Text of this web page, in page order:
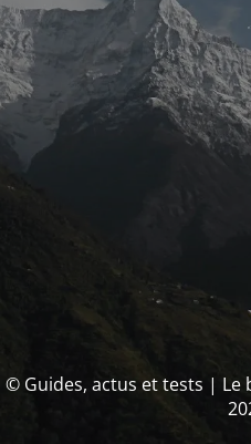
© Guides, actus et tests | Le